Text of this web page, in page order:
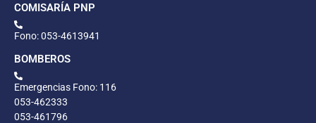
COMISARÍA PNP
Fono: 053-4613941
BOMBEROS
Emergencias Fono: 116
053-462333
053-461796